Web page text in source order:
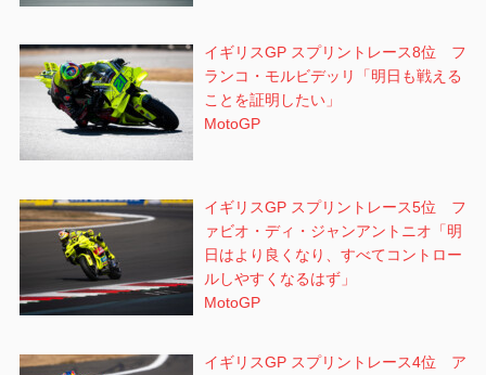
イギリスGP スプリントレース8位 フ
ランコ・モルビデッリ「明日も戦える
ことを証明したい」
MotoGP
イギリスGP スプリントレース5位 フ
ァビオ・ディ・ジャンアントニオ「明
日はより良くなり、すべてコントロー
ルしやすくなるはず」
MotoGP
イギリスGP スプリントレース4位 ア